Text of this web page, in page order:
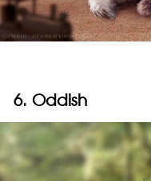
6. Oddish